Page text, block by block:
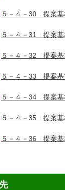
５－４－30 提案基
５－４－31 提案基
５－４－32 提案基
５－４－33 提案基
５－４－34 提案基
５－４－35 提案基
５－４－36 提案基